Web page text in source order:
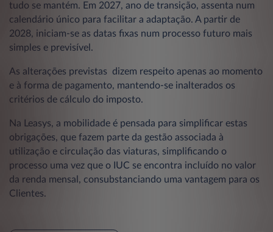
tudo se mantém. Em 2027, ano de transição, assenta num
calendário único para facilitar a adaptação. A partir de
2028, iniciam-se as datas fixas num processo futuro mais
simples e previsível.
As alterações previstas dizem respeito apenas ao momento
e à forma de pagamento, mantendo-se inalterados os
critérios de cálculo do imposto.
Na Leasys, a mobilidade é pensada para simplificar estas
obrigações, que fazem parte da gestão associada à
utilização e circulação das viaturas, simplificando o
processo uma vez que o IUC se encontra incluído no valor
da renda mensal, consubstanciando uma vantagem para os
Clientes.